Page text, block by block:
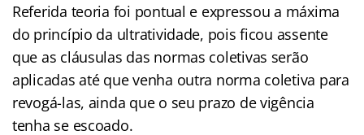
Referida teoria foi pontual e expressou a máxima
do princípio da ultratividade, pois ficou assente
que as cláusulas das normas coletivas serão
aplicadas até que venha outra norma coletiva para
revogá-las, ainda que o seu prazo de vigência
tenha se escoado.